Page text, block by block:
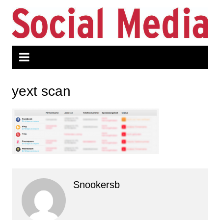
Inhalt
springen
yext scan
Snookersb